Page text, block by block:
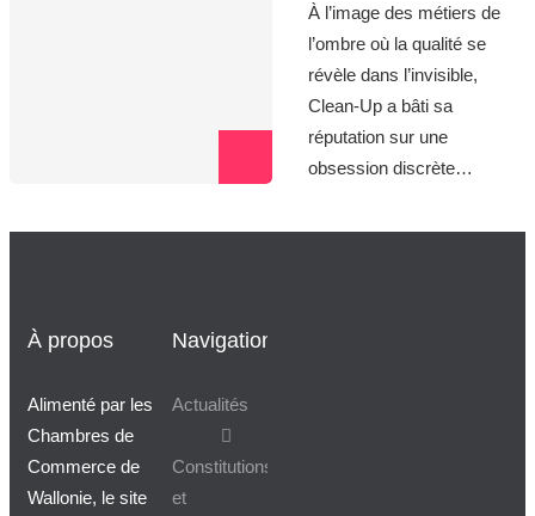
À l’image des métiers de
l’ombre où la qualité se
révèle dans l’invisible,
Clean-Up a bâti sa
réputation sur une
obsession discrète…
À propos
Alimenté par les
Chambres de
Commerce de
Wallonie, le site
Navigation
Actualités
Constitutions
et